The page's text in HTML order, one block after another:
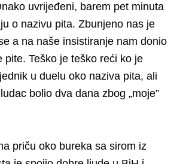
uvrijeđeni, barem pet minuta
o nazivu pita. Zbunjeno nas je
a na naše insistiranje nam donio
pite. Teško je teško reći ko je
u duelu oko naziva pita, ali
bolio dva dana zbog „moje”
priču oko bureka sa sirom iz